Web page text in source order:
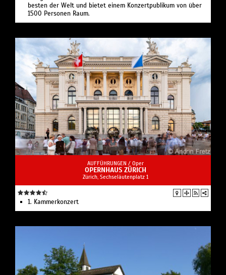
besten der Welt und bietet einem Konzertpublikum von über
1500 Personen Raum.
AUFFÜHRUNGEN / Oper
OPERNHAUS ZÜRICH
Zürich, Sechseläutenplatz 1
1. Kammerkonzert